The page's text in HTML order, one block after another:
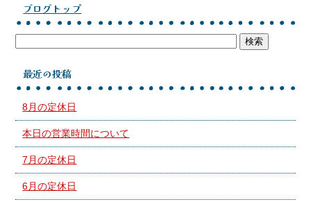
ブログトップ
最近の投稿
8月の定休日
本日の営業時間について
7月の定休日
6月の定休日